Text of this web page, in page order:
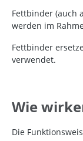
Fettbinder (auch
werden im
Fettbinder
verwendet.
Wie
Die